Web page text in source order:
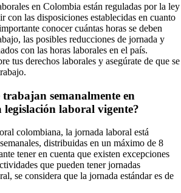
en Colombia están reguladas por la ley
con las disposiciones establecidas en cuanto
conocer cuántas horas se deben
las posibles reducciones de jornada y
con las horas laborales en el país.
tus derechos laborales y asegúrate de que se
trabajan semanalmente en
legislación laboral vigente?
colombiana, la jornada laboral está
distribuidas en un máximo de 8
tener en cuenta que existen excepciones
que pueden tener jornadas
se considera que la jornada estándar es de